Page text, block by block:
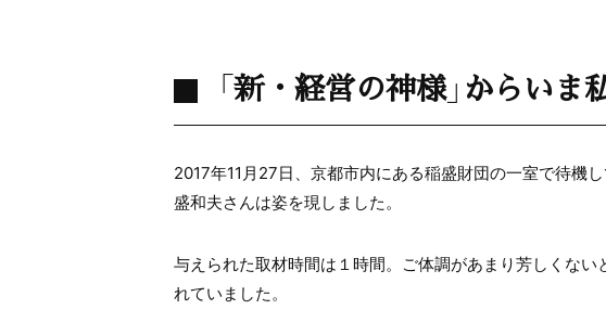
「新・経営の神様」からい
2017年11月27日、京都市内にある稲盛財団の一室で待機
盛和夫さんは姿を現しました。
与えられた取材時間は１時間。ご体調があまり芳しくな
れていました。